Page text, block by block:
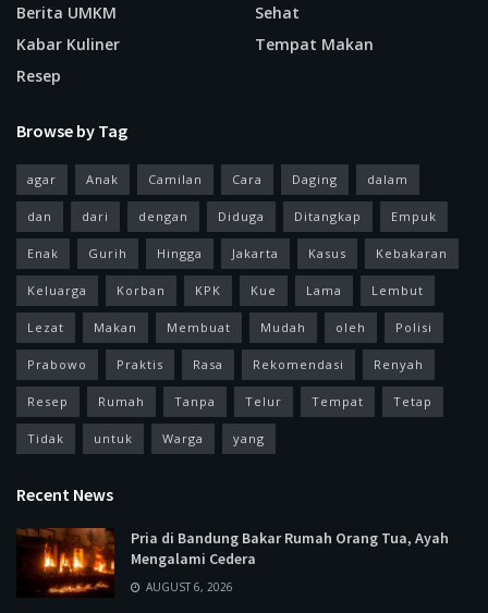
Berita UMKM
Kabar Kuliner
Resep
Sehat
Tempat Makan
Browse by Tag
agar Anak Camilan Cara Daging dalam
dan dari dengan Diduga Ditangkap Empuk
Enak Gurih Hingga Jakarta Kasus Kebakaran
Keluarga Korban KPK Kue Lama Lembut
Lezat Makan Membuat Mudah oleh Polisi
Prabowo Praktis Rasa Rekomendasi Renyah
Resep Rumah Tanpa Telur Tempat Tetap
Tidak untuk Warga yang
Recent News
Pria di Bandung Bakar Rumah Orang Tua, Ayah
Mengalami Cedera
AUGUST 6, 2026